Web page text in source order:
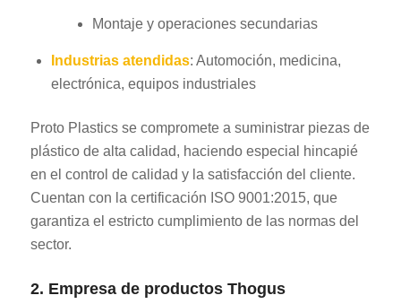
Montaje y operaciones secundarias
Industrias atendidas: Automoción, medicina,
electrónica, equipos industriales
Proto Plastics se compromete a suministrar piezas de
plástico de alta calidad, haciendo especial hincapié
en el control de calidad y la satisfacción del cliente.
Cuentan con la certificación ISO 9001:2015, que
garantiza el estricto cumplimiento de las normas del
sector.
2. Empresa de productos Thogus